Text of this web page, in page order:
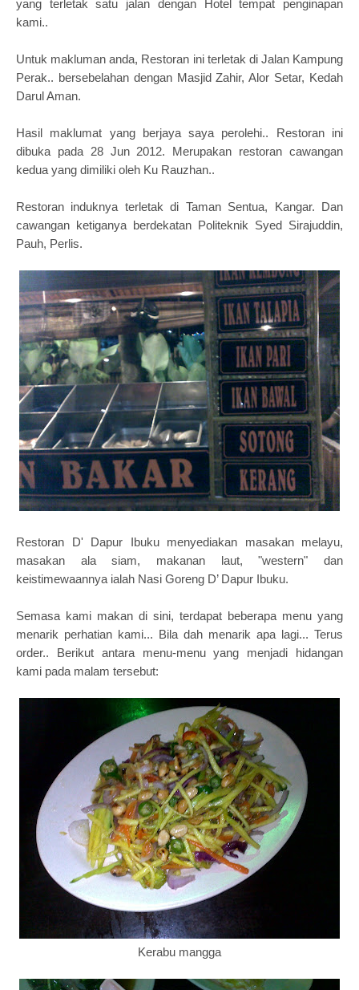
yang terletak satu jalan dengan Hotel tempat penginapan
kami..
Untuk makluman anda, Restoran ini terletak di Jalan Kampung
Perak.. bersebelahan dengan Masjid Zahir, Alor Setar, Kedah
Darul Aman.
Hasil maklumat yang berjaya saya perolehi.. Restoran ini
dibuka pada 28 Jun 2012. Merupakan restoran cawangan
kedua yang dimiliki oleh Ku Rauzhan..
Restoran induknya terletak di Taman Sentua, Kangar. Dan
cawangan ketiganya berdekatan Politeknik Syed Sirajuddin,
Pauh, Perlis.
Restoran D' Dapur Ibuku menyediakan masakan melayu,
masakan ala siam, makanan laut, "western" dan
keistimewaannya ialah Nasi Goreng D’ Dapur Ibuku.
Semasa kami makan di sini, terdapat beberapa menu yang
menarik perhatian kami... Bila dah menarik apa lagi... Terus
order.. Berikut antara menu-menu yang menjadi hidangan
kami pada malam tersebut:
Kerabu mangga